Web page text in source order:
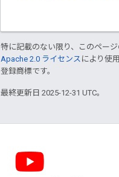
特に記載のない限り、このペー
Apache 2.0 ライセンス により使
登録商標です。
最終更新日 2025-12-31 UTC。